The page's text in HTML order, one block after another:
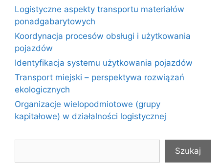
Logistyczne aspekty transportu materiałów
ponadgabarytowych
Koordynacja procesów obsługi i użytkowania
pojazdów
Identyfikacja systemu użytkowania pojazdów
Transport miejski – perspektywa rozwiązań
ekologicznych
Organizacje wielopodmiotowe (grupy
kapitałowe) w działalności logistycznej
Szukaj